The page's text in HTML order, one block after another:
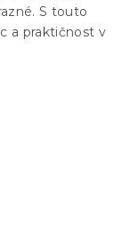
S touto
a praktičnost v